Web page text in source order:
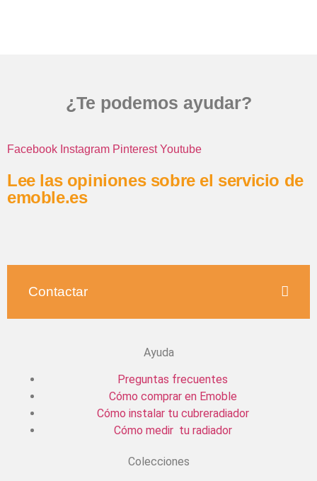
¿Te podemos ayudar?
Facebook Instagram Pinterest Youtube
Lee las opiniones sobre el servicio de
emoble.es
Contactar
Ayuda
Preguntas frecuentes
Cómo comprar en Emoble
Cómo instalar tu cubreradiador
Cómo medir tu radiador
Colecciones